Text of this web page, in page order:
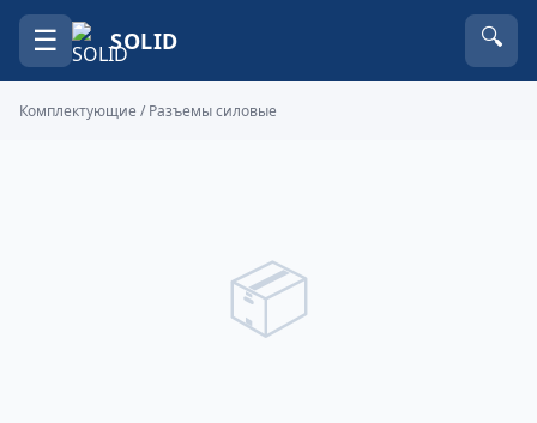
☰ SOLID 🔍
Комплектующие /Разъемы силовые
📦